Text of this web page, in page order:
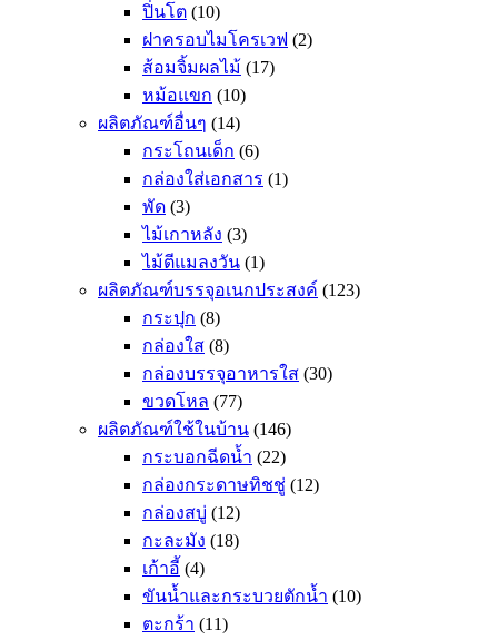
ปิ่นโต (10)
ฝาครอบไมโครเวฟ (2)
ส้อมจิ้มผลไม้ (17)
หม้อแขก (10)
ผลิตภัณฑ์อื่นๆ (14)
กระโถนเด็ก (6)
กล่องใส่เอกสาร (1)
พัด (3)
ไม้เกาหลัง (3)
ไม้ตีแมลงวัน (1)
ผลิตภัณฑ์บรรจุอเนกประสงค์ (123)
กระปุก (8)
กล่องใส (8)
กล่องบรรจุอาหารใส (30)
ขวดโหล (77)
ผลิตภัณฑ์ใช้ในบ้าน (146)
กระบอกฉีดน้ำ (22)
กล่องกระดาษทิชชู่ (12)
กล่องสบู่ (12)
กะละมัง (18)
เก้าอี้ (4)
ขันน้ำและกระบวยตักน้ำ (10)
ตะกร้า (11)